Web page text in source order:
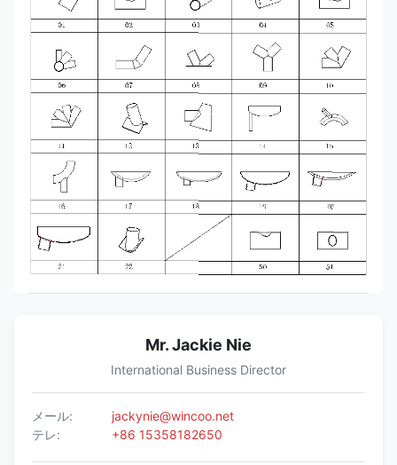
Mr. Jackie Nie
International Business Director
メール:
jackynie@wincoo.net
テレ:
+86 15358182650